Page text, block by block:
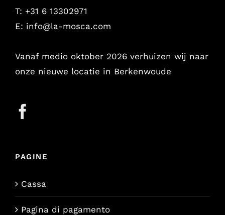
T: +31 6 13302971
E: info@la-mosca.com
Vanaf medio oktober 2026 verhuizen wij naar
onze nieuwe locatie in Berkenwoude
PAGINE
Cassa
Pagina di pagamento